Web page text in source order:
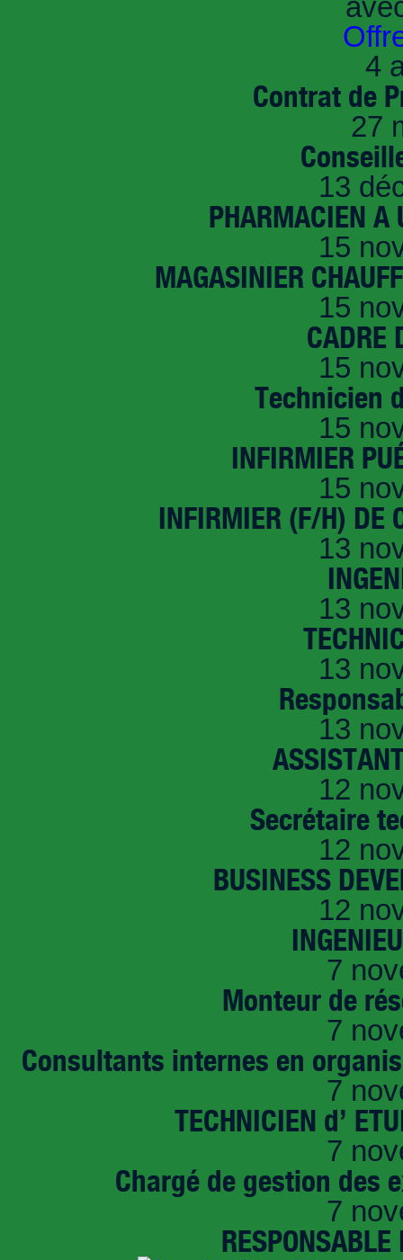
4
Contrat de
27
13
PHARMACIEN A
15
MAGASINIER
15
CADRE
15
Technicien
15
INFIRMIER
15
INFIRMIER (F/H) DE
13
13
13
13
12
Secrétaire
12
BUSINESS
12
7
Monteur de
7
Consultants internes en
7
TECHNICIEN d’
7
Chargé de gestion des
7